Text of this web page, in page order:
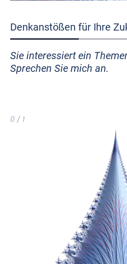
Denkanstößen für Ihre
Sie interessiert ein
Sprechen Sie mich an.
0 / 1